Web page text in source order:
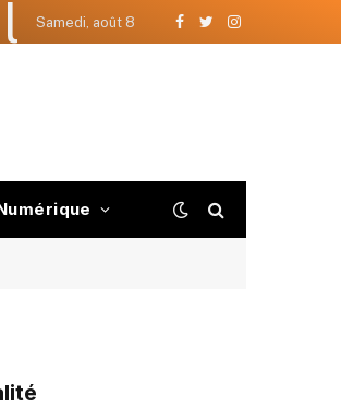
Samedi, août 8
Facebook
TwitterInstagram